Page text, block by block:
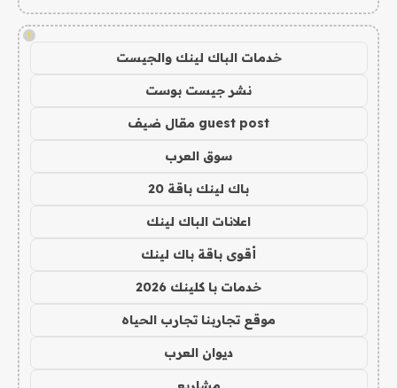
!
خدمات الباك لينك والجيست
نشر جيست بوست
guest post مقال ضيف
سوق العرب
باك لينك باقة 20
اعلانات الباك لينك
أقوى باقة باك لينك
خدمات با كلينك 2026
موقع تجاربنا تجارب الحياه
ديوان العرب